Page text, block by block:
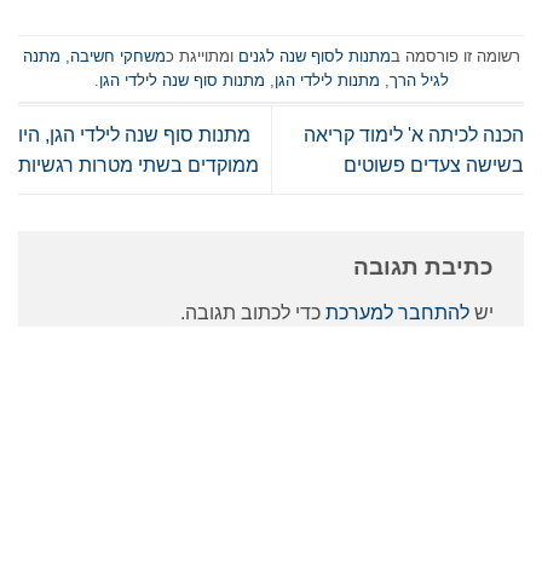
רשומה זו פורסמה במתנות לסוף שנה לגנים ומתוייגת כמשחקי חשיבה
מתנה
לגיל הרך מתנות לילדי הגן מתנות סוף שנה לילדי הגן
הכנה לכיתה א' לימוד קריאה
בשישה צעדים פשוטים
מתנות סוף שנה לילדי הגן, היו
ממוקדים בשתי מטרות רגשיות
כתיבת תגובה
יש להתחבר למערכת כדי לכתוב תגובה.